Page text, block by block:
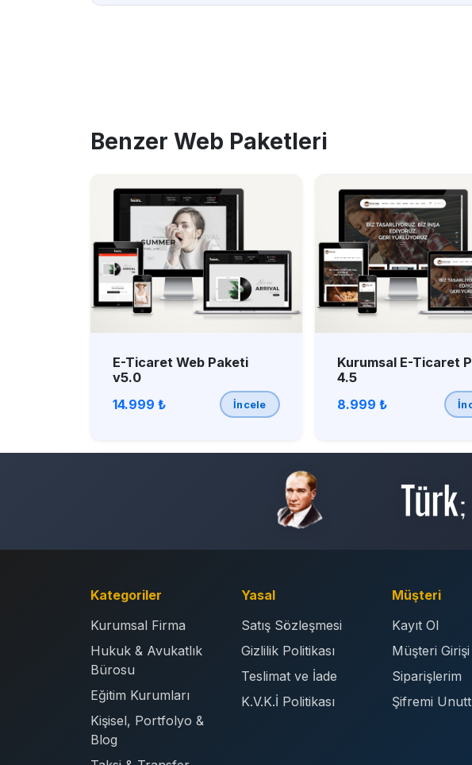
Benzer Web Paketleri
E-Ticaret Web Paketi
v5.0
14.999 ₺
İncele
Kurumsal E-Ticaret
4.5
8.999 ₺
Kategoriler
Kurumsal Firma
Hukuk & Avukatlık
Bürosu
Eğitim Kurumları
Kişisel, Portfolyo &
Blog
Yasal
Satış Sözleşmesi
Gizlilik Politikası
Teslimat ve İade
K.V.K.İ Politikası
Müşteri
Kayıt Ol
Müşteri Girişi
Siparişlerim
Şifremi